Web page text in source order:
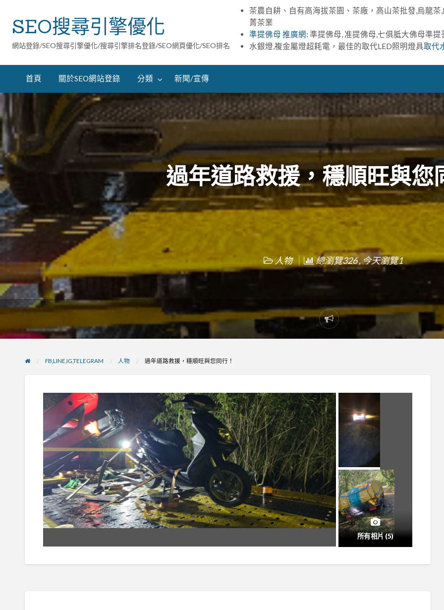
SEO搜尋引擎優化
網站登錄/SEO搜尋引擎優化/搜尋引擎排名登錄/SEO網頁優化/SEO排名
茶農自耕、自有高海拔茶園、茶廠，高山茶批發,烏龍茶
菁茶業
準提佛母 推廣網: 準提佛母, 准提佛母,七俱胝大佛母準
水銀燈,複金屬燈超耗電，最佳的取代LED照明燈具取代
首頁 關於SEO網站登錄 分類 新聞/宣傳
過年道路救援，穩順旺與您
人物 總瀏覽326 , 今天瀏覽1
Report
problem
FB,LINE,IG,TELEGRAM 人物 過年道路救援，穩順旺與您同行！
所有相片 (5)